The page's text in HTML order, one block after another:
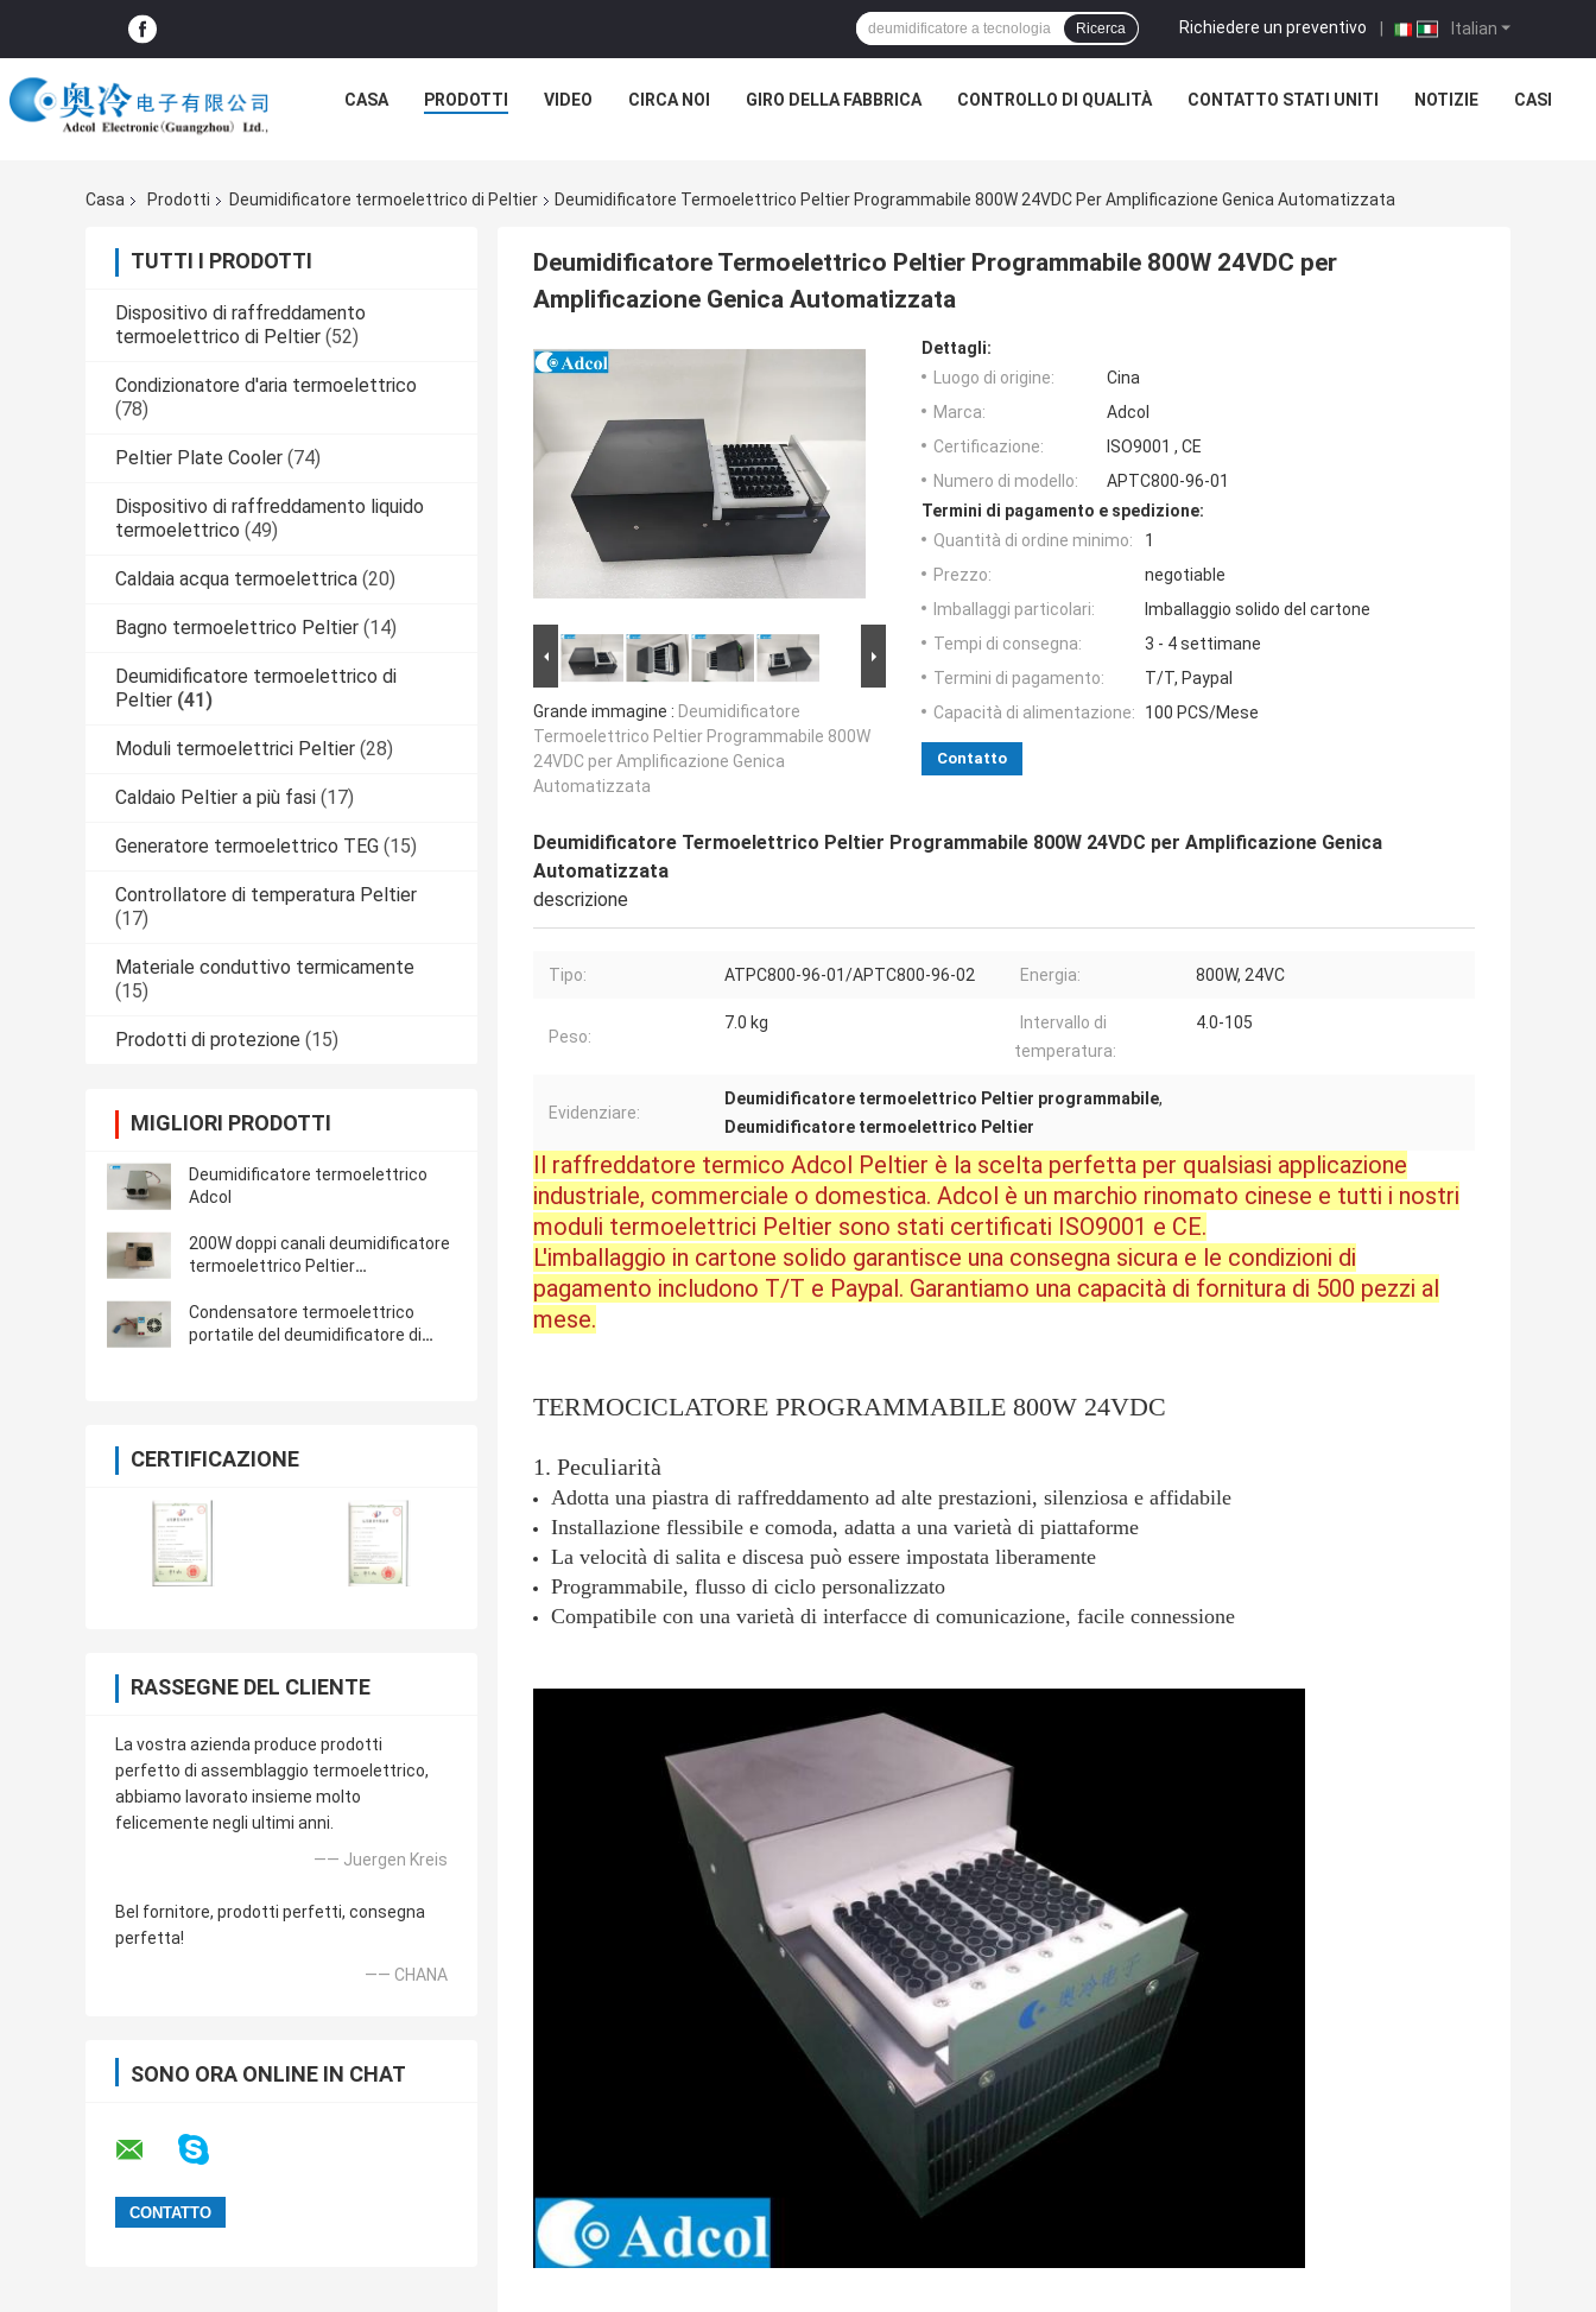
Italian
Richiedere un preventivo |
Ricerca
CASA PRODOTTI VIDEO CIRCA NOI GIRO DELLA FABBRICA CONTROLLO DI QUALITÀ CONTATTO STATI UNITI NOTIZIE CASI
Casa Prodotti Deumidificatore termoelettrico di Peltier Deumidificatore Termoelettrico Peltier Programmabile 800W 24VDC Per Amplificazione Genica Automatizzata
TUTTI I PRODOTTI
Dispositivo di raffreddamento
termoelettrico di Peltier (52)
Condizionatore d'aria termoelettrico
(78)
Peltier Plate Cooler (74)
Dispositivo di raffreddamento liquido
termoelettrico (49)
Caldaia acqua termoelettrica (20)
Bagno termoelettrico Peltier (14)
Deumidificatore termoelettrico di
Peltier (41)
Moduli termoelettrici Peltier (28)
Caldaio Peltier a più fasi (17)
Generatore termoelettrico TEG (15)
Controllatore di temperatura Peltier
(17)
Materiale conduttivo termicamente
(15)
Prodotti di protezione (15)
MIGLIORI PRODOTTI
Deumidificatore termoelettrico
Adcol
200W doppi canali deumidificatore
termoelettrico Peltier
Condensatore termoelettrico
portatile del deumidificatore di
CERTIFICAZIONE
RASSEGNE DEL CLIENTE
La vostra azienda produce prodotti
perfetto di assemblaggio termoelettrico,
abbiamo lavorato insieme molto
felicemente negli ultimi anni.
—— Juergen Kreis
Bel fornitore, prodotti perfetti, consegna
perfetta!
—— CHANA
SONO ORA ONLINE IN CHAT
Deumidificatore Termoelettrico Peltier Programmabile 800W 24VDC per
Amplificazione Genica Automatizzata
Grande immagine : Deumidificatore
Termoelettrico Peltier Programmabile 800W
24VDC per Amplificazione Genica
Automatizzata
Dettagli:
Luogo di origine:
Cina
Marca:
Adcol
Certificazione:
ISO9001 , CE
Numero di modello:
APTC800-96-01
Termini di pagamento e spedizione:
Quantità di ordine minimo:
1
Prezzo:
negotiable
Imballaggi particolari:
Imballaggio solido del cartone
Tempi di consegna:
3 - 4 settimane
Termini di pagamento:
T/T, Paypal
Capacità di alimentazione:
100 PCS/Mese
Contatto
Deumidificatore Termoelettrico Peltier Programmabile 800W 24VDC per Amplificazione Genica
Automatizzata
descrizione
Tipo: ATPC800-96-01/APTC800-96-02 Energia: 800W, 24VC
Peso:
7.0 kg
Intervallo di
temperatura:
4.0-105
Evidenziare:
Deumidificatore termoelettrico Peltier programmabile,
Deumidificatore termoelettrico Peltier
Il raffreddatore termico Adcol Peltier è la scelta perfetta per qualsiasi applicazione
industriale, commerciale o domestica. Adcol è un marchio rinomato cinese e tutti i nostri
moduli termoelettrici Peltier sono stati certificati ISO9001 e CE.
L'imballaggio in cartone solido garantisce una consegna sicura e le condizioni di
pagamento includono T/T e Paypal. Garantiamo una capacità di fornitura di 500 pezzi al
mese.
TERMOCICLATORE PROGRAMMABILE 800W 24VDC
1. Peculiarità
Adotta una piastra di raffreddamento ad alte prestazioni, silenziosa e affidabile
Installazione flessibile e comoda, adatta a una varietà di piattaforme
La velocità di salita e discesa può essere impostata liberamente
Programmabile, flusso di ciclo personalizzato
Compatibile con una varietà di interfacce di comunicazione, facile connessione